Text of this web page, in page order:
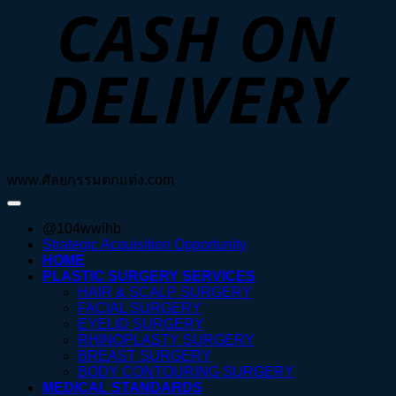
www.ศัลยกรรมตกแต่ง.com
@104wwihb
Strategic Acquisition Opportunity
HOME
PLASTIC SURGERY SERVICES
HAIR & SCALP SURGERY
FACIAL SURGERY
EYELID SURGERY
RHINOPLASTY SURGERY
BREAST SURGERY
BODY CONTOURING SURGERY
MEDICAL STANDARDS